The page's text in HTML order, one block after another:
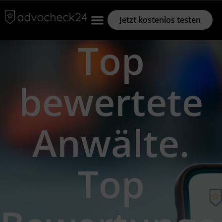
Jetzt kostenlos testen
Top
bewertete
Anwälte.
Top